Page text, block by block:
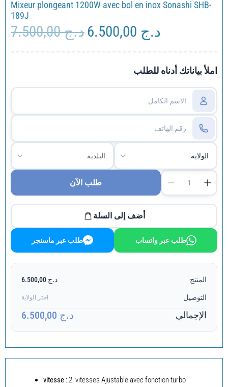
Mixeur plongeant 1200W avec bol en inox Sonashi SHB-
189J
د.ج7.500,00
Le
initial
د.ج
actuel
est :
املأ بياناتك أدناه للطلب
طلب الآن
أضف إلى السلة
طلب عبر واتساب طلب عبر ماسنجر
المنتج د.ج 6.500,00
التوصيل اختر الولاية
الإجمالي د.ج 6.500,00
vitesse: 2 vitesses Ajustable avec fonction turbo